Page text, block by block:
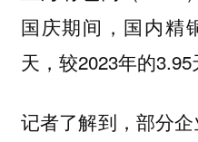
国庆期间，国内精
天，较2023年的3.95
记者了解到， 部分